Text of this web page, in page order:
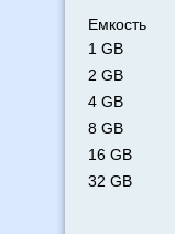
Емкость
1 GB
2 GB
4 GB
8 GB
16 GB
32 GB